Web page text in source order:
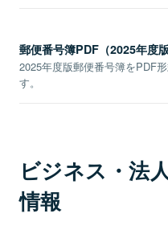
郵便番号簿PDF（2025年度版
2025年度版郵便番号簿をPDF
す。
ビジネス・法
情報